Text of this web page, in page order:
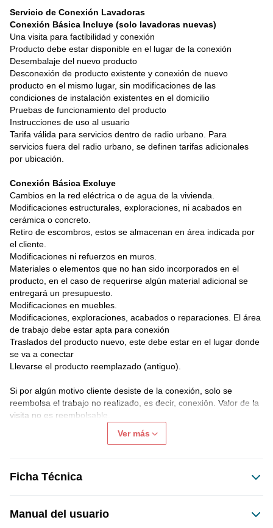
Servicio de Conexión Lavadoras
Conexión Básica Incluye (solo lavadoras nuevas)
Una visita para factibilidad y conexión
Producto debe estar disponible en el lugar de la conexión
Desembalaje del nuevo producto
Desconexión de producto existente y conexión de nuevo
producto en el mismo lugar, sin modificaciones de las
condiciones de instalación existentes en el domicilio
Pruebas de funcionamiento del producto
Instrucciones de uso al usuario
Tarifa válida para servicios dentro de radio urbano. Para
servicios fuera del radio urbano, se definen tarifas adicionales
por ubicación.
Conexión Básica Excluye
Cambios en la red eléctrica o de agua de la vivienda.
Modificaciones estructurales, exploraciones, ni acabados en
cerámica o concreto.
Retiro de escombros, estos se almacenan en área indicada por
el cliente.
Modificaciones ni refuerzos en muros.
Materiales o elementos que no han sido incorporados en el
producto, en el caso de requerirse algún material adicional se
entregará un presupuesto.
Modificaciones en muebles.
Modificaciones, exploraciones, acabados o reparaciones. El área
de trabajo debe estar apta para conexión
Traslados del producto nuevo, este debe estar en el lugar donde
se va a conectar
Llevarse el producto reemplazado (antiguo).
Si por algún motivo cliente desiste de la conexión, solo se
reembolsa el trabajo no realizado, es decir, conexión. Valor de la
visita no es reembolsable.
Garantía Conexión será de 30 días corridos, se excluyen de
Ver más
Ficha Técnica
Manual del usuario